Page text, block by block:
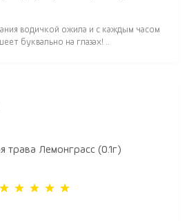
водичкой ожила и с каждым часом
буквально на глазах! ..